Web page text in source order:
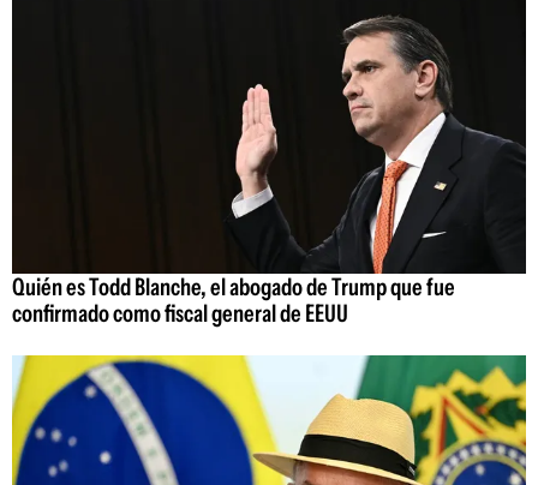
Quién es Todd Blanche, el abogado de Trump que fue
confirmado como fiscal general de EEUU